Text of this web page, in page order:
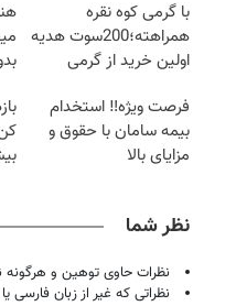
با گرمی کوه نقره
همراهته؛200سوت هدیه
اولین خرید از گرمی
فرصت ویژه‼️ استخدام
بیمه سامان با حقوق و
مزایای بالا
نظر شما
نظرات حاوی توهین و
نظراتی که غیر از زبان فارسی